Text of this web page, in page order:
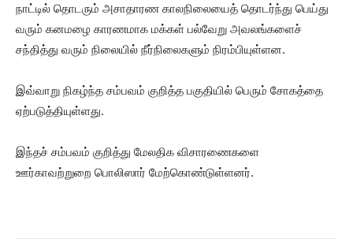
நாட்டில் தொடரும் அசாதாரண காலநிலையைத் தொடர்ந்து பெய்து
வரும் கனமழை காரணமாக மக்கள் பல்வேறு அவலங்களைச்
சந்தித்து வரும் நிலையில் நீர்நிலைகளும் நிரம்பியுள்ளன.
இவ்வாறு நிகழ்ந்த சம்பவம் குறித்த பகுதியில் பெரும் சோகத்தை
ஏற்படுத்தியுள்ளது.
இந்தச் சம்பவம் குறித்து மேலதிக விசாரணைகளை
ஊர்காவற்றுறை பொலிஸார் மேற்கொண்டுள்ளனர்.